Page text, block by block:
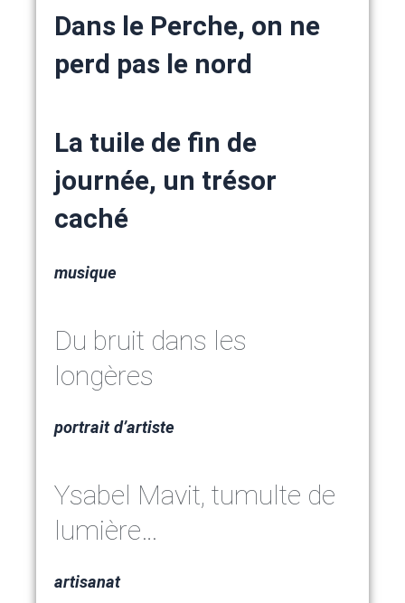
Dans le Perche, on ne
perd pas le nord
La tuile de fin de
journée, un trésor
caché
musique
Du bruit dans les
longères
portrait d’artiste
Ysabel Mavit, tumulte de
lumière…
artisanat